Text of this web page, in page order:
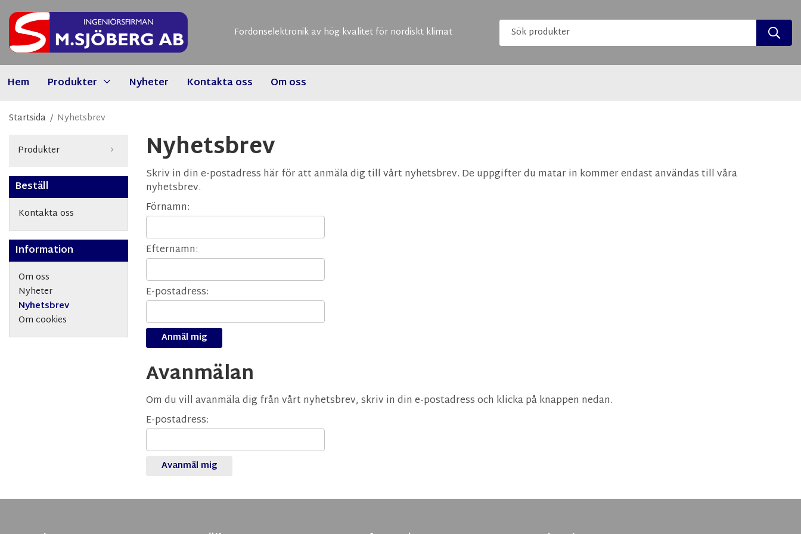
Fordonselektronik av hög kvalitet för nordiskt klimat
Hem Produkter Nyheter Kontakta oss Om oss
Startsida / Nyhetsbrev
Produkter
Beställ
Kontakta oss
Information
Om oss
Nyheter
Nyhetsbrev
Om cookies
Nyhetsbrev
Skriv in din e-postadress här för att anmäla dig till vårt nyhetsbrev. De uppgifter du matar in kommer endast användas till våra
nyhetsbrev.
Förnamn:
Efternamn:
E-postadress:
Avanmälan
Om du vill avanmäla dig från vårt nyhetsbrev, skriv in din e-postadress och klicka på knappen nedan.
E-postadress: